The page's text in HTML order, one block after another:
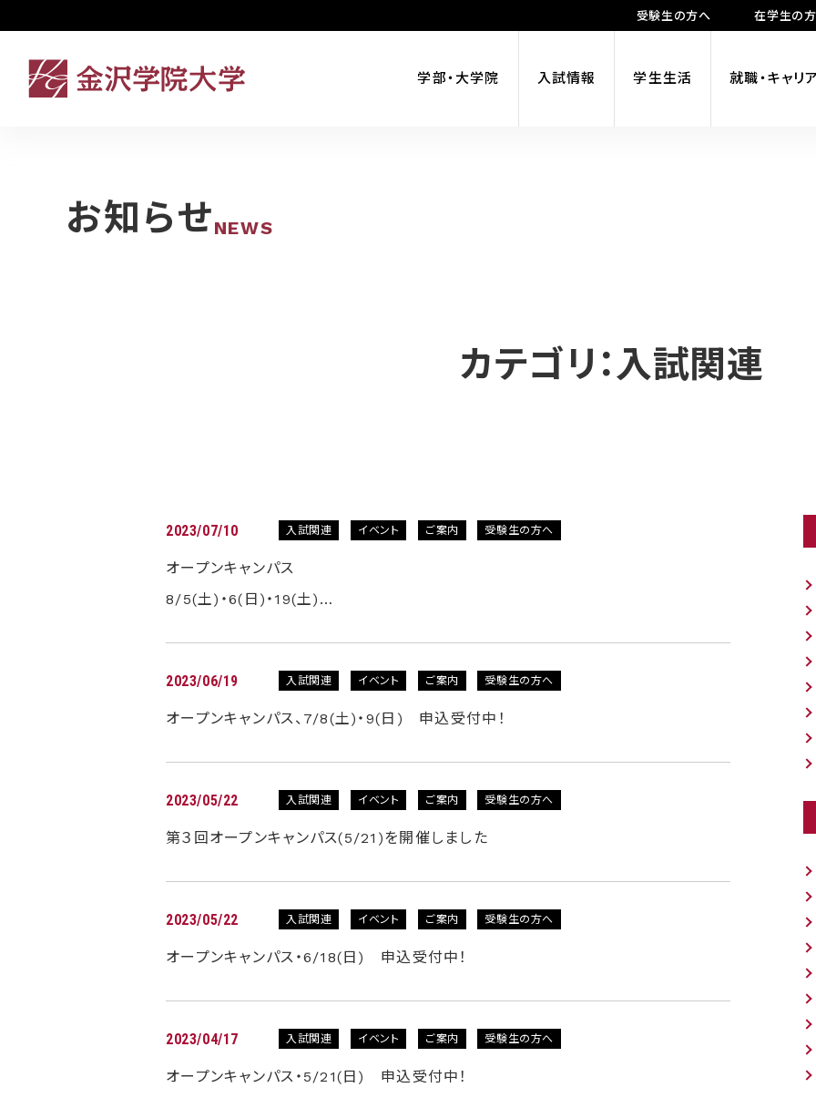
学部・大学院 入試情報 学生生活 就職・キャリ
受験生の方へ 在学生の
お知らせNEWS
カテゴリ：入試関連
2023/07/10 入試関連 イベント ご案内 受験生の方へ
オープンキャンパス
8/5(土)・6(日)・19(土)…
2023/06/19 入試関連 イベント ご案内 受験生の方へ
オープンキャンパス、7/8(土)・9(日) 申込受付中！
2023/05/22 入試関連 イベント ご案内 受験生の方へ
第３回オープンキャンパス(5/21)を開催しました
2023/05/22 入試関連 イベント ご案内 受験生の方へ
オープンキャンパス・6/18(日) 申込受付中！
2023/04/17 入試関連 イベント ご案内 受験生の方へ
オープンキャンパス・5/21(日) 申込受付中！